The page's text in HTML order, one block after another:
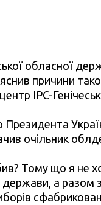
обласної
причини
IPC-
Президента
очільник
Тому що я не
держави, а разом